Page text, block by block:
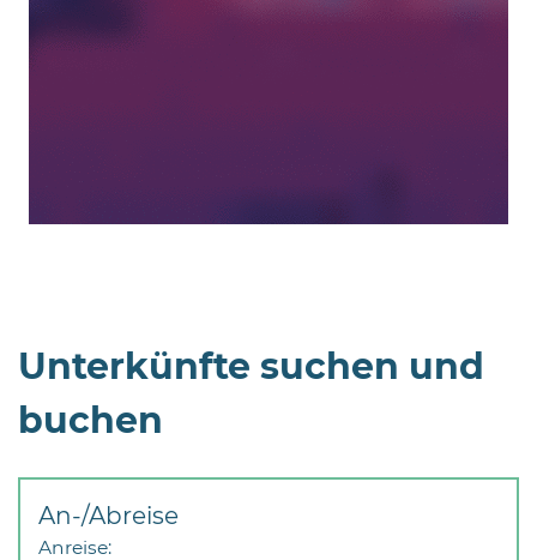
08
und
Unterkünfte suchen und
buchen
An-/Abreise
Anreise: